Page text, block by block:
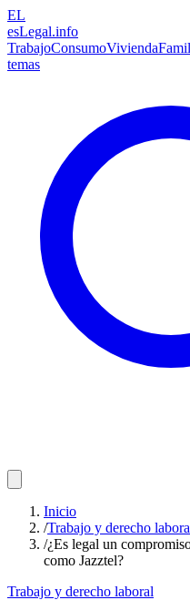
EL
esLegal.info
TrabajoConsumoVivienda
temas
Inicio
/Trabajo y derecho
/¿Es legal un
como Jazztel?
Trabajo y derecho laboral